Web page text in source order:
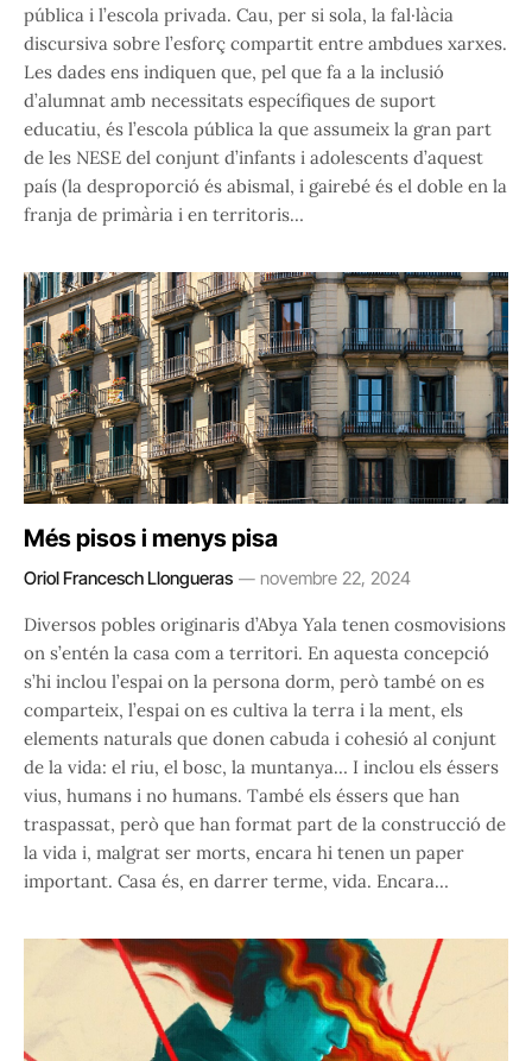
pública i l’escola privada. Cau, per si sola, la fal·làcia
discursiva sobre l’esforç compartit entre ambdues xarxes.
Les dades ens indiquen que, pel que fa a la inclusió
d’alumnat amb necessitats específiques de suport
educatiu, és l’escola pública la que assumeix la gran part
de les NESE del conjunt d’infants i adolescents d’aquest
país (la desproporció és abismal, i gairebé és el doble en la
franja de primària i en territoris…
Més pisos i menys pisa
Oriol Francesch Llongueras novembre 22, 2024
Diversos pobles originaris d’Abya Yala tenen cosmovisions
on s’entén la casa com a territori. En aquesta concepció
s’hi inclou l’espai on la persona dorm, però també on es
comparteix, l’espai on es cultiva la terra i la ment, els
elements naturals que donen cabuda i cohesió al conjunt
de la vida: el riu, el bosc, la muntanya… I inclou els éssers
vius, humans i no humans. També els éssers que han
traspassat, però que han format part de la construcció de
la vida i, malgrat ser morts, encara hi tenen un paper
important. Casa és, en darrer terme, vida. Encara…